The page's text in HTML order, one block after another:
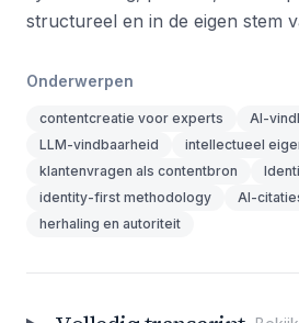
structureel en in de eigen stem
Onderwerpen
contentcreatie voor experts
AI-
LLM-vindbaarheid
intellectueel
klantenvragen als contentbron
identity-first methodology
AI-
herhaling en autoriteit